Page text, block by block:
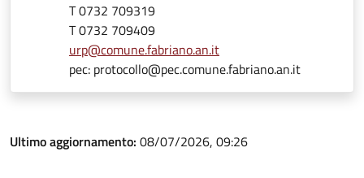
T 0732 709319
T 0732 709409
urp@comune.fabriano.an.it
pec: protocollo@pec.comune.fabriano.an.it
Ultimo aggiornamento: 08/07/2026, 09:26